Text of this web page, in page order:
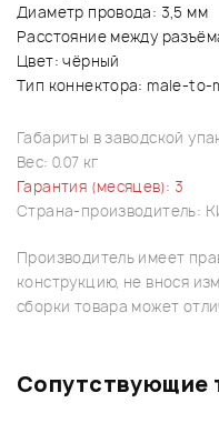
Диаметр провода: 3,5 мм
Расстояние между
Цвет: чёрный
Тип коннектора: male-to-
Габариты в заводской
Вес: 0.07 кг
Гарантия (месяцев): 3
Страна-производитель:
Производитель имеет
конструкцию, не внося
сборки товара может
Сопутствующие